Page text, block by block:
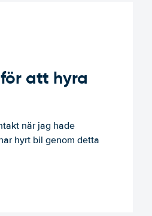
att hyra
när jag hade
hyrt bil genom detta